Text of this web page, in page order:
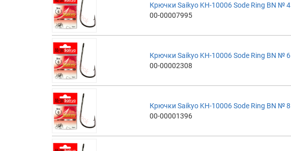
Крючки Saikyo KH-10006 Sode Ring BN № 4
00-00007995
Крючки Saikyo KH-10006 Sode Ring BN № 6
00-00002308
Крючки Saikyo KH-10006 Sode Ring BN № 8
00-00001396